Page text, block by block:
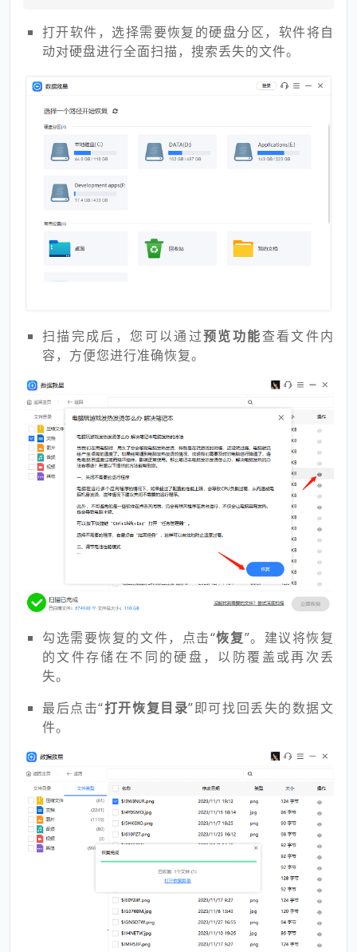
打开软件，选择需要恢复的硬盘分区，软件将自
动对硬盘进行全面扫描，搜索丢失的文件。
扫描完成后，您可以通过预览功能查看文件内
容，方便您进行准确恢复。
勾选需要恢复的文件，点击“恢复”。建议将恢复
的文件存储在不同的硬盘，以防覆盖或再次丢
失。
最后点击“打开恢复目录”即可找回丢失的数据文
件。